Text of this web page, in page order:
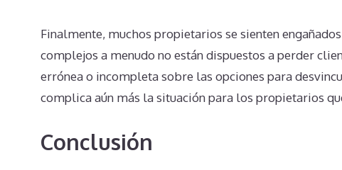
Finalmente, muchos propietarios se sienten
complejos a menudo no están dispuestos a perder
errónea o incompleta sobre las opciones para
complica aún más la situación para los propietarios
Conclusión